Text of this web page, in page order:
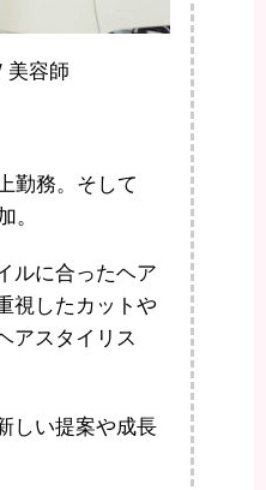
美容師
勤務。そして
。
ルに合ったヘア
視したカットや
アスタイリス
しい提案や成長